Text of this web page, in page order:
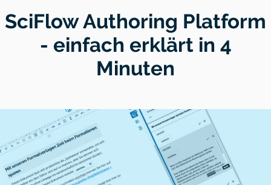
SciFlow Authoring Platform
- einfach erklärt in 4
Minuten